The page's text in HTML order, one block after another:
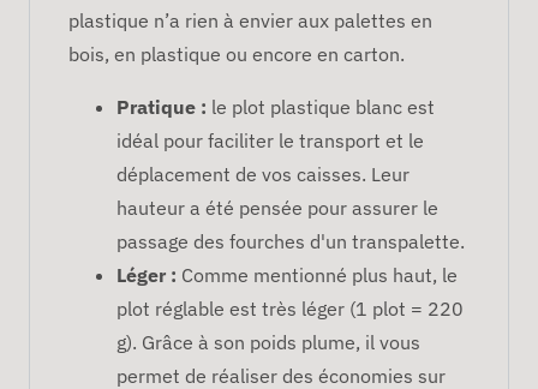
plastique n’a rien à envier aux palettes en
bois, en plastique ou encore en carton.
Pratique : le plot plastique blanc est
idéal pour faciliter le transport et le
déplacement de vos caisses. Leur
hauteur a été pensée pour assurer le
passage des fourches d'un transpalette.
Léger : Comme mentionné plus haut, le
plot réglable est très léger (1 plot = 220
g). Grâce à son poids plume, il vous
permet de réaliser des économies sur